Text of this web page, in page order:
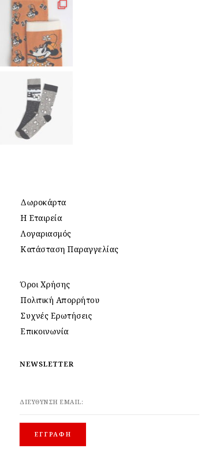
Δωροκάρτα
Η Εταιρεία
Λογαριασμός
Κατάσταση Παραγγελίας
Όροι Χρήσης
Πολιτική Απορρήτου
Συχνές Ερωτήσεις
Επικοινωνία
NEWSLETTER
ΔΙΕΥΘΥΝΣΗ EMAIL: